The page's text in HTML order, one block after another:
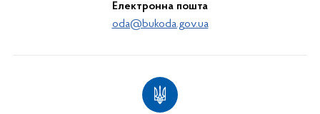
Електронна пошта
oda@bukoda.gov.ua